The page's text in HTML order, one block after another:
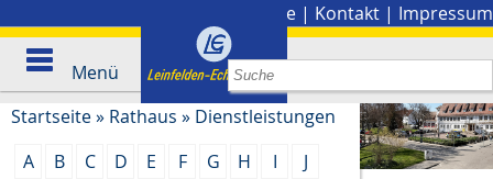
Presse | Kontakt | Impressum
Menü
Startseite» Rathaus » Dienstleistungen
A
B C D E F G H I
J